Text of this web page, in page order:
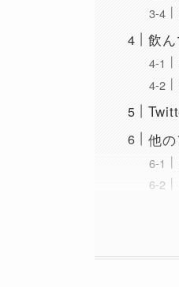
飲
他